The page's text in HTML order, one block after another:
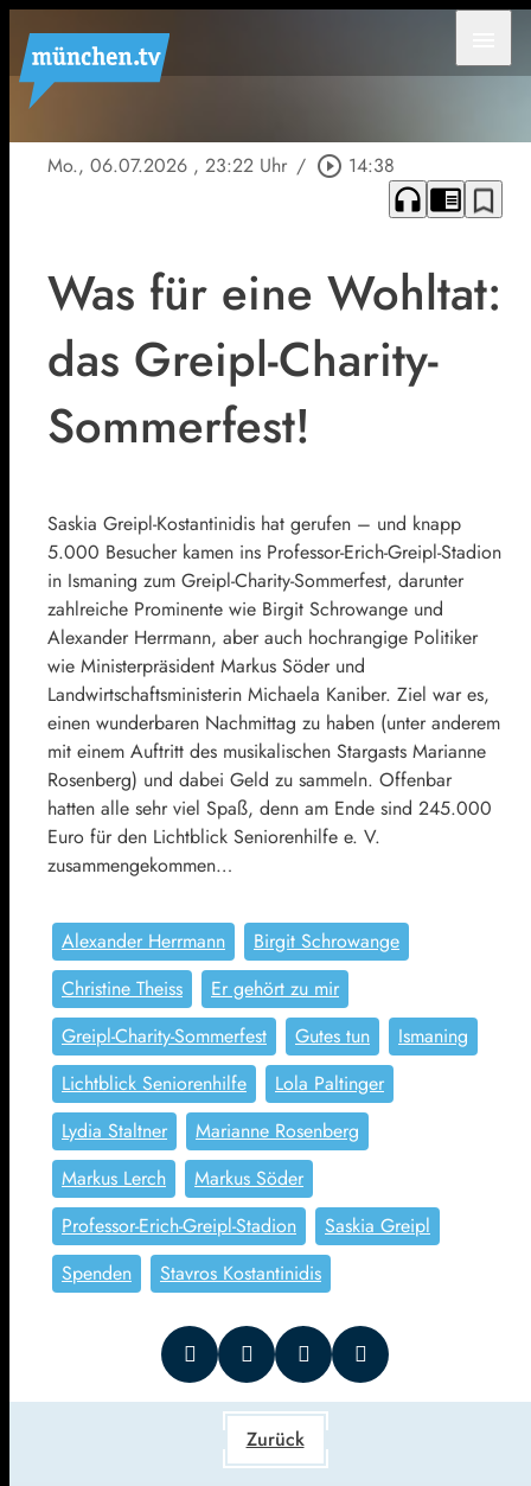
Mo., 06.07.2026 , 23:22 Uhr / play_circle_outline 14:38
headphones chrome_reader_mode bookmark_border
Was für eine Wohltat:
das Greipl-Charity-
Sommerfest!
Saskia Greipl-Kostantinidis hat gerufen – und knapp
5.000 Besucher kamen ins Professor-Erich-Greipl-Stadion
in Ismaning zum Greipl-Charity-Sommerfest, darunter
zahlreiche Prominente wie Birgit Schrowange und
Alexander Herrmann, aber auch hochrangige Politiker
wie Ministerpräsident Markus Söder und
Landwirtschaftsministerin Michaela Kaniber. Ziel war es,
einen wunderbaren Nachmittag zu haben (unter anderem
mit einem Auftritt des musikalischen Stargasts Marianne
Rosenberg) und dabei Geld zu sammeln. Offenbar
hatten alle sehr viel Spaß, denn am Ende sind 245.000
Euro für den Lichtblick Seniorenhilfe e. V.
zusammengekommen…
Alexander Herrmann
Birgit Schrowange
Christine Theiss
Er gehört zu mir
Greipl-Charity-Sommerfest
Gutes tun
Ismaning
Lichtblick Seniorenhilfe
Lola Paltinger
Lydia Staltner
Marianne Rosenberg
Markus Lerch
Markus Söder
Professor-Erich-Greipl-Stadion
Saskia Greipl
Spenden
Stavros Kostantinidis
Zurück